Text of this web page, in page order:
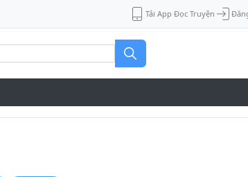
Tải App Đọc Truyện